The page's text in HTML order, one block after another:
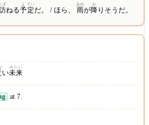
ず
ねる予
よ
定
てい
だ。 / ほら、雨
あめ
が降
お
りそうだ。
い未来
みらい
at 7.